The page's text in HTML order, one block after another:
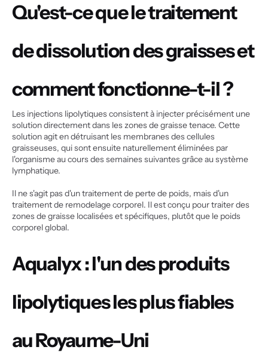
Qu'est-ce que le traitement
de dissolution des graisses et
comment fonctionne-t-il ?
Les injections lipolytiques consistent à injecter précisément une
solution directement dans les zones de graisse tenace. Cette
solution agit en détruisant les membranes des cellules
graisseuses, qui sont ensuite naturellement éliminées par
l'organisme au cours des semaines suivantes grâce au système
lymphatique.
Il ne s'agit pas d'un traitement de perte de poids, mais d'un
traitement de remodelage corporel. Il est conçu pour traiter des
zones de graisse localisées et spécifiques, plutôt que le poids
corporel global.
Aqualyx : l'un des produits
lipolytiques les plus fiables
au Royaume-Uni